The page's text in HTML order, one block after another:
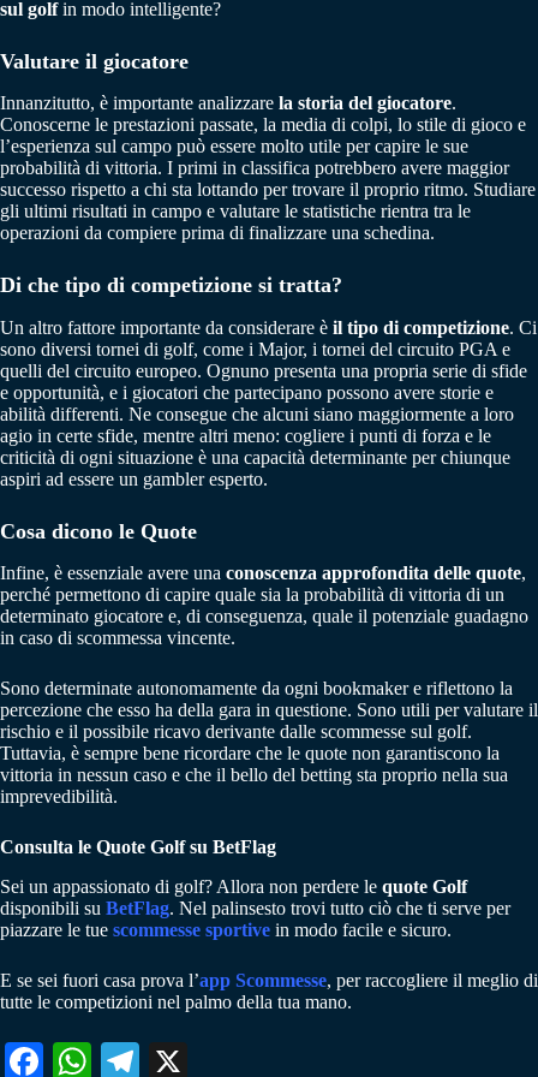
sul golfin modo intelligente?
Valutare il giocatore
Innanzitutto, è importante analizzare la storia del giocatore.
Conoscerne le prestazioni passate, la media di colpi, lo stile di gioco e
l’esperienza sul campo può essere molto utile per capire le sue
probabilità di vittoria. I primi in classifica potrebbero avere maggior
successo rispetto a chi sta lottando per trovare il proprio ritmo. Studiare
gli ultimi risultati in campo e valutare le statistiche rientra tra le
operazioni da compiere prima di finalizzare una schedina.
Di che tipo di competizione si tratta?
Un altro fattore importante da considerare è il tipo di competizione. Ci
sono diversi tornei di golf, come i Major, i tornei del circuito PGA e
quelli del circuito europeo. Ognuno presenta una propria serie di sfide
e opportunità, e i giocatori che partecipano possono avere storie e
abilità differenti. Ne consegue che alcuni siano maggiormente a loro
agio in certe sfide, mentre altri meno: cogliere i punti di forza e le
criticità di ogni situazione è una capacità determinante per chiunque
aspiri ad essere un gambler esperto.
Cosa dicono le Quote
Infine, è essenziale avere una conoscenza approfondita delle quote,
perché permettono di capire quale sia la probabilità di vittoria di un
determinato giocatore e, di conseguenza, quale il potenziale guadagno
in caso di scommessa vincente.
Sono determinate autonomamente da ogni bookmaker e riflettono la
percezione che esso ha della gara in questione. Sono utili per valutare il
rischio e il possibile ricavo derivante dalle scommesse sul golf.
Tuttavia, è sempre bene ricordare che le quote non garantiscono la
vittoria in nessun caso e che il bello del betting sta proprio nella sua
imprevedibilità.
Consulta le Quote Golf su BetFlag
Sei un appassionato di golf? Allora non perdere le quote Golf
disponibili su BetFlag. Nel palinsesto trovi tutto ciò che ti serve per
piazzare le tue scommesse sportive in modo facile e sicuro.
E se sei fuori casa prova l’app Scommesse, per raccogliere il meglio di
tutte le competizioni nel palmo della tua mano.
Fa W
Te